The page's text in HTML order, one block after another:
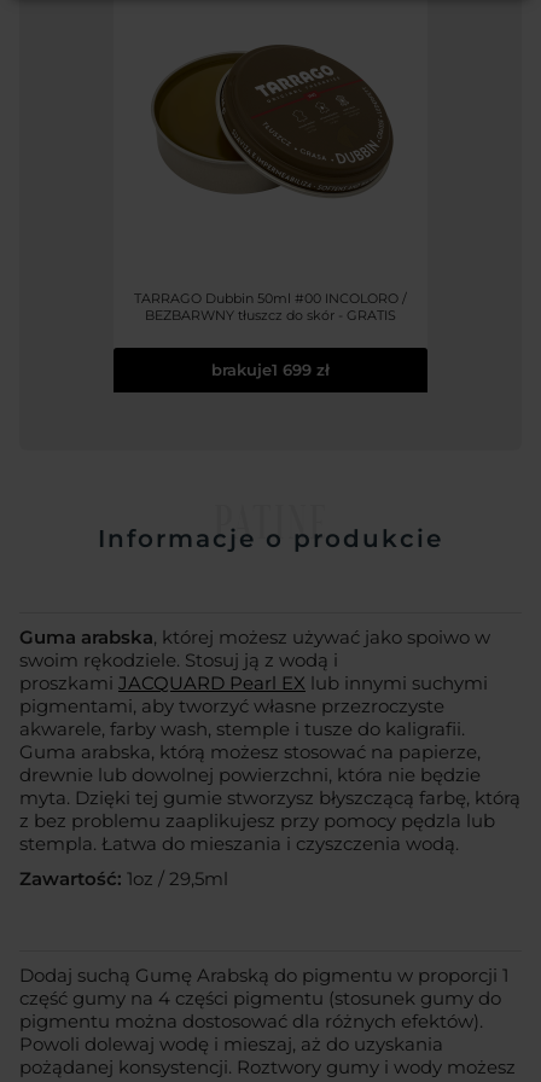
TARRAGO Dubbin 50ml #00 INCOLORO /
BEZBARWNY tłuszcz do skór - GRATIS
brakuje1 699 zł
PATINE
Informacje o produkcie
Guma arabska, której możesz używać jako spoiwo w
swoim rękodziele. Stosuj ją z wodą i
proszkami JACQUARD Pearl EX lub innymi suchymi
pigmentami, aby tworzyć własne przezroczyste
akwarele, farby wash, stemple i tusze do kaligrafii.
Guma arabska, którą możesz stosować na papierze,
drewnie lub dowolnej powierzchni, która nie będzie
myta. Dzięki tej gumie stworzysz błyszczącą farbę, którą
z bez problemu zaaplikujesz przy pomocy pędzla lub
stempla. Łatwa do mieszania i czyszczenia wodą.
Zawartość: 1oz / 29,5ml
Dodaj suchą Gumę Arabską do pigmentu w proporcji 1
część gumy na 4 części pigmentu (stosunek gumy do
pigmentu można dostosować dla różnych efektów).
Powoli dolewaj wodę i mieszaj, aż do uzyskania
pożądanej konsystencji. Roztwory gumy i wody możesz